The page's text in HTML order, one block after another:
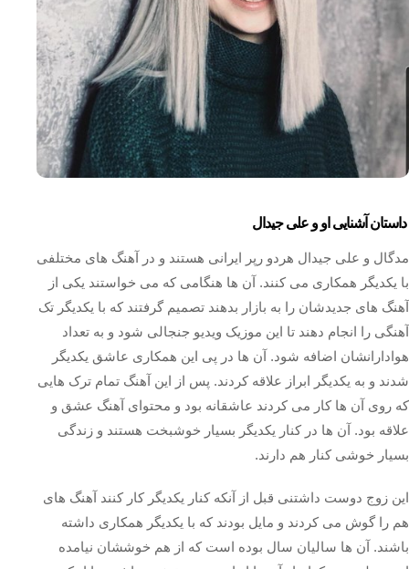
داستان آشنایی او و علی جیدال
مدگال و علی جیدال هردو رپر ایرانی هستند و در آهنگ های مختلفی
با یکدیگر همکاری می کنند. آن ها هنگامی که می خواستند یکی از
آهنگ های جدیدشان را به بازار بدهند تصمیم گرفتند که با یکدیگر تک
آهنگی را انجام دهند تا این موزیک ویدیو جنجالی شود و به تعداد
هوادارانشان اضافه شود. آن ها در پی این همکاری عاشق یکدیگر
شدند و به یکدیگر ابراز علاقه کردند. پس از این آهنگ تمام ترک هایی
که روی آن ها کار می کردند عاشقانه بود و محتوای آهنگ عشق و
علاقه بود. آن ها در کنار یکدیگر بسیار خوشبخت هستند و زندگی
بسیار خوشی کنار هم دارند.
این زوج دوست داشتنی قبل از آنکه کنار یکدیگر کار کنند آهنگ های
هم را گوش می کردند و مایل بودند که با یکدیگر همکاری داشته
باشند. آن ها سالیان سال بوده است که از هم خوششان نیامده